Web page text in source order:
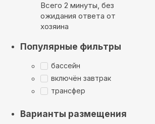
Всего 2 минуты, без
ожидания ответа от
хозяина
Популярные фильтры
бассейн
включён завтрак
трансфер
Варианты размещения